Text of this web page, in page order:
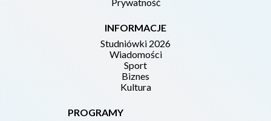
INFORMACJE
Studniówki 2026
Wiadomości
Sport
Biznes
Kultura
PROGRAMY